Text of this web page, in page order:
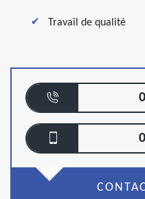
Travail de qualité